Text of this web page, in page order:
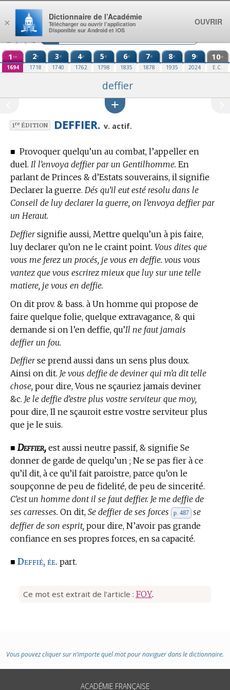
Aller au contenu
1 re
1694
2e
1718
3e
1740
4e
1762
5e
1798
6e
1835
7e
1878
8e
1935
9e
2024
10e
E.C.
deffier
1reÉDITION DEFFIER. v. actif.
■ Provoquer quelqu’un au combat, l’appeller en
duel. Il l’envoya deffier par un Gentilhomme. En
parlant de Princes & d’Estats souverains, il signifie
Declarer la guerre. Dés qu’il eut esté resolu dans le
Conseil de luy declarer la guerre, on l’envoya deffier par
un Heraut.
Deffiersignifie aussi, Mettre quelqu’un à pis faire,
luy declarer qu’on ne le craint point. Vous dites que
vous me ferez un procés, je vous en deffie. vous vous
vantez que vous escrirez mieux que luy sur une telle
matiere, je vous en deffie.
On dit prov. & bass. à Un homme qui propose de
faire quelque folie, quelque extravagance, & qui
demande si on l’en deffie, qu’Il ne faut jamais
deffier un fou.
Deffierse prend aussi dans un sens plus doux.
Ainsi on dit. Je vous deffie de deviner qui m’a dit telle
chose, pour dire, Vous ne sçauriez jamais deviner
&c. Je le deffie d’estre plus vostre serviteur que moy,
pour dire, Il ne sçauroit estre vostre serviteur plus
que je le suis.
■ Deffier, est aussi neutre passif, & signifie Se
donner de garde de quelqu’un ; Ne se pas fier à ce
qu’il dit, à ce qu’il fait paroistre, parce qu’on le
soupçonne de peu de fidelité, de peu de sincerité.
C’est un homme dont il se faut deffier. Je me deffie de
ses carresses. On dit, Se deffier de ses forces p. 487 se
deffier de son esprit, pour dire, N’avoir pas grande
confiance en ses propres forces, en sa capacité.
■ Deffié, ée. part.
Ce mot est extrait de l'article : FOY.
Vous pouvez cliquer sur n’importe quel mot pour naviguer dans le dictionnaire.
ACADÉMIE FRANÇAISE
×
Dictionnaire de l’Académie
Télécharger ou ouvrir l’application
Disponible sur Android et iOS
OUVRIR